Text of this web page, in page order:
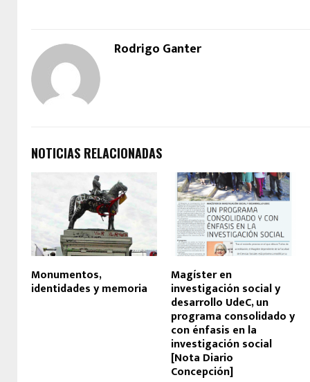
Rodrigo Ganter
NOTICIAS RELACIONADAS
Monumentos,
identidades y memoria
Magíster en
investigación social y
desarrollo UdeC, un
programa consolidado y
con énfasis en la
investigación social
[Nota Diario
Concepción]